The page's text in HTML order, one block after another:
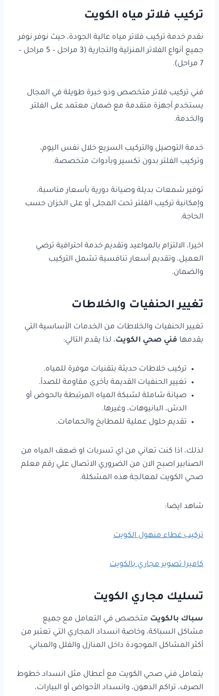
تركيب فلاتر مياه الكويت
نقدم خدمة تركيب فلاتر مياه عالية الجودة، حيث نوفر نوفر
جميع أنواع الفلاتر المنزلية والتجارية (3 مراحل – 5 مراحل –
7 مراحل).
فني تركيب فلاتر متخصص وذو خبرة طويلة في المجال
يستخدم أجهزة متقدمة مع ضمان معتمد على الفلتر
والخدمة.
خدمة التوصيل والتركيب السريع خلال نفس اليوم،
وتركيب الفلتر بدون تكسير وبأدوات متخصصة.
توفير شمعات بديلة وصيانة دورية بأسعار مناسبة،
وإمكانية تركيب الفلتر تحت المجلى أو على الخزان حسب
الحاجة.
اخيرا، الالتزام بالمواعيد وتقديم خدمة احترافية ترضي
العميل، وتقديم أسعار تنافسية تشمل التركيب
والضمان.
تغيير الحنفيات والخلاطات
تغيير الحنفيات والخلاطات من الخدمات الأساسية التي
يقدمها فني صحي الكويت، لذا يقدم التالي:
تركيب خلاطات حديثة بتقنيات موفرة للمياه.
تغيير الحنفيات القديمة بأخرى مقاومة للصدأ.
صيانة شاملة لشبكة المياه المرتبطة بالحوض أو
الدش، البانيوهات، وغيرها.
تقديم حلول عملية للمطابخ والحمامات.
لذلك، اذا كنت تعاني من اي تسربات او ضعف المياه من
الصنابير اصبح الان من الضروري الاتصال علي رقم معلم
صحي الكويت لمعالجة هذه المشكلة.
شاهد ايضا:
تركيب غطاء منهول الكويت
كاميرا تصوير مجاري بالكويت
تسليك مجاري الكويت
سباك بالكويت متخصص في التعامل مع جميع
مشاكل السباكة، وخاصة انسداد المجاري التي تعتبر من
أكثر المشاكل الموجودة داخل المنازل والفلل والمباني.
يتعامل فني صحي الكويت مع أعطال مثل انسداد خطوط
الصرف، تراكم الدهون، وانسداد الأحواض أو البيارات،